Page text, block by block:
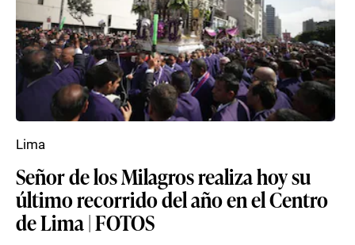
Señor de los Milagros realiza hoy su
último recorrido del año en el Centro
de Lima | FOTOS
Lima